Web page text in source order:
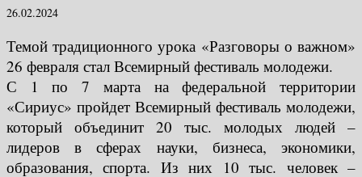
26.02.2024
Темой традиционного урока «Разговоры о важном»
26 февраля стал Всемирный фестиваль молодежи.
С 1 по 7 марта на федеральной территории
«Сириус» пройдет Всемирный фестиваль молодежи,
который объединит 20 тыс. молодых людей –
лидеров в сферах науки, бизнеса, экономики,
образования, спорта. Из них 10 тыс. человек –